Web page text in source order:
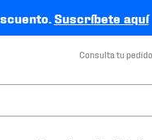
Suscríbete aquí
Consulta tu pedido